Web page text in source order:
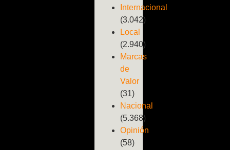
Internacional
(3.042)
Local
(2.940)
Marcas
de
Valor
(31)
Nacional
(5.368)
Opinión
(58)